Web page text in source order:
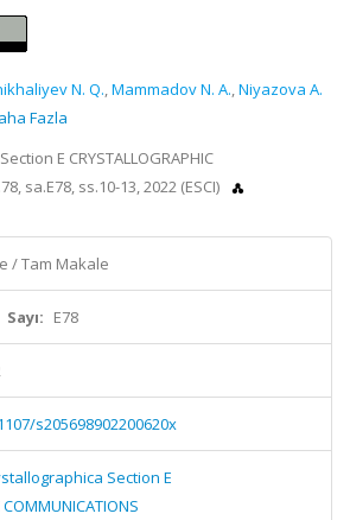
N. Q.,Mammadov N. A.,Niyazova A.
Fazla
E CRYSTALLOGRAPHIC
sa.E78, ss.10-13, 2022 (ESCI)
/ Tam Makale
Sayı: E78
s205698902200620x
Section E
COMMUNICATIONS